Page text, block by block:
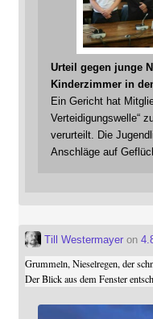
Urteil gegen junge
Kinderzimmer in
Ein Gericht hat
Verteidigungswelle“
verurteilt. Die
Anschläge auf
Till Westermayeron
Grummeln, Nieselregen, der
Der Blick aus dem Fenster